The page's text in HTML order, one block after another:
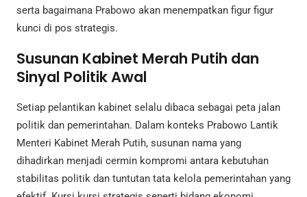
serta bagaimana Prabowo akan menempatkan figur figur
kunci di pos strategis.
Susunan Kabinet Merah Putih dan
Sinyal Politik Awal
Setiap pelantikan kabinet selalu dibaca sebagai peta jalan
politik dan pemerintahan. Dalam konteks Prabowo Lantik
Menteri Kabinet Merah Putih, susunan nama yang
dihadirkan menjadi cermin kompromi antara kebutuhan
stabilitas politik dan tuntutan tata kelola pemerintahan yang